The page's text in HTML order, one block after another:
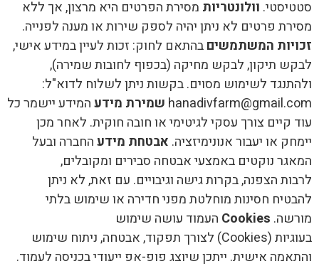
סטטיסטי. וולונטריות מסירת הפרטים היא מרצון, אך ללא
מסירת פרטים לא ניתן יהיה לספק שירות או מענה לפנייה.
זכויות המשתמשיםבהתאם לחוק: זכות לעיין במידע אישי,
לבקש תיקון, לבקש מחיקה (בכפוף לחובות שמירה),
ולהתנגד לשימוש מסוים. בקשות ניתן לשלוח לדוא"ל:
hanadivfarm@gmail.com שמירת מידעהמידע יישמר כל
עוד קיים צורך עסקי לגיטימי או חובה חוקית. לאחר מכן
יימחק או יעבור אנונימיזציה. אבטחת מידעהחברה ובעל
המאגר נוקטים באמצעי אבטחה סבירים ומקובלים,
לרבות הצפנה, בקרות גישה וגיבויים. עם זאת, לא ניתן
להבטיח חסינות מוחלטת מפני חדירה או שימוש בלתי
מורשה. Cookies העמוד עושה שימוש
בעוגיות (Cookies) לצורך תפקוד, אבטחה, ניתוח שימוש
והתאמה אישית. ייתכן שיוצג פופ-אפ ייעודי בכניסה לעמוד.